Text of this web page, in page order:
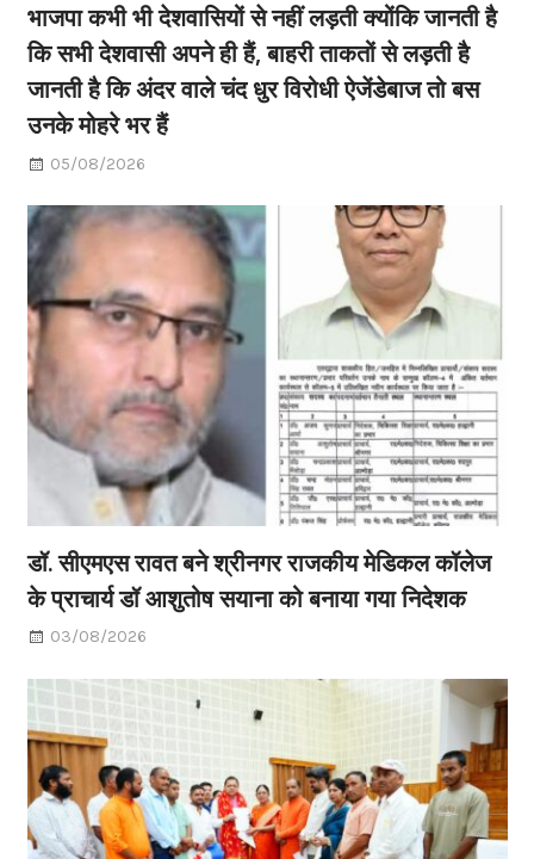
भाजपा कभी भी देशवासियों से नहीं लड़ती क्योंकि जानती है
कि सभी देशवासी अपने ही हैं, बाहरी ताकतों से लड़ती है
जानती है कि अंदर वाले चंद धुर विरोधी ऐजेंडेबाज तो बस
उनके मोहरे भर हैं
05/08/2026
डॉ. सीएमएस रावत बने श्रीनगर राजकीय मेडिकल कॉलेज
के प्राचार्य डॉ आशुतोष सयाना को बनाया गया निदेशक
03/08/2026